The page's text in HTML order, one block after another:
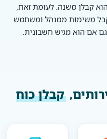
קבלן משנה. לעומת זאת,
משימות ממנהל ומשתמש
אם הוא מגיש חשבונית.
קבלן כוח